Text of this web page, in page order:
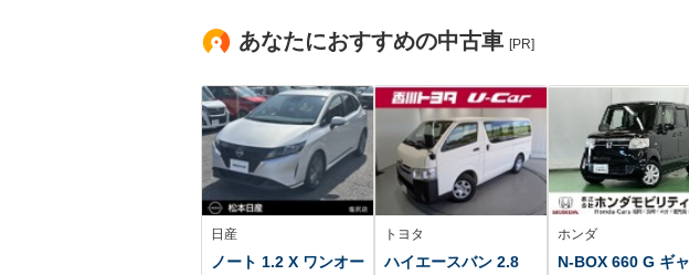
あなたにおすすめの中古車 [PR]
日産
ノート 1.2 X ワンオー
トヨタ
ハイエースバン 2.8
ホンダ
N-BOX 660 G ギ